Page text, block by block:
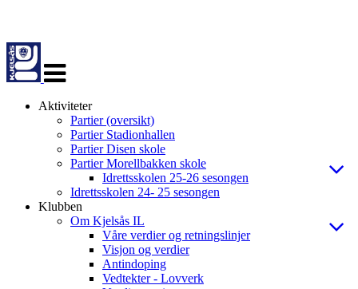
navigasjon
Aktiviteter
Partier (oversikt)
Partier Stadionhallen
Partier Disen skole
Partier Morellbakken skole
Idrettsskolen 25-26 sesongen
Idrettsskolen 24- 25 sesongen
Klubben
Om Kjelsås IL
Våre verdier og retningslinjer
Visjon og verdier
Antindoping
Vedtekter - Lovverk